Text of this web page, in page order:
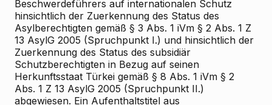
Beschwerdeführers auf internationalen Schutz
hinsichtlich der Zuerkennung des Status des
Asylberechtigten gemäß § 3 Abs. 1 iVm § 2 Abs. 1 Z
13 AsylG 2005 (Spruchpunkt I.) und hinsichtlich der
Zuerkennung des Status des subsidiär
Schutzberechtigten in Bezug auf seinen
Herkunftsstaat Türkei gemäß § 8 Abs. 1 iVm § 2
Abs. 1 Z 13 AsylG 2005 (Spruchpunkt II.)
abgewiesen. Ein Aufenthaltstitel aus